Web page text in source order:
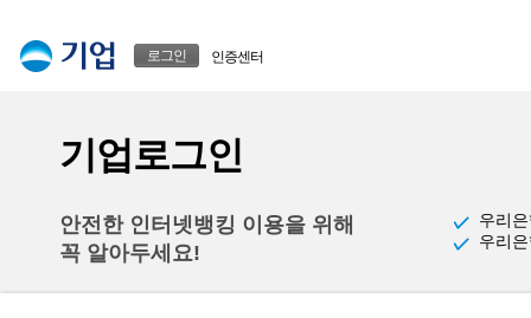
로그인 인증센터
기업로그인
안전한 인터넷뱅킹 이용을 위해
꼭 알아두세요!
우리
우리